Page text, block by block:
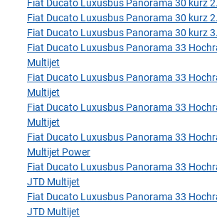
Fiat Ducato Luxusbus Panorama 30 kurz
Fiat Ducato Luxusbus Panorama 30 kurz
Fiat Ducato Luxusbus Panorama 30 kurz
Fiat Ducato Luxusbus Panorama 33
Multijet
Fiat Ducato Luxusbus Panorama 33
Multijet
Fiat Ducato Luxusbus Panorama 33
Multijet
Fiat Ducato Luxusbus Panorama 33
Multijet Power
Fiat Ducato Luxusbus Panorama 33
JTD Multijet
Fiat Ducato Luxusbus Panorama 33
JTD Multijet